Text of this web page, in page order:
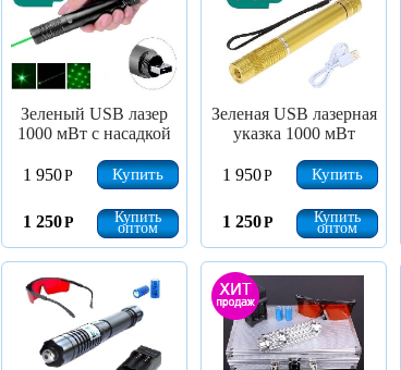
Зеленый USB лазер
1000 мВт с насадкой
1 950Р Купить
1 250Р Купить
оптом
Зеленая USB лазерная
указка 1000 мВт
1 950Р Купить
1 250Р Купить
оптом